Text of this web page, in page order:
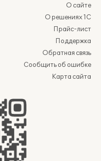
О сайте
О решениях 1С
Прайс-лист
Поддержка
Обратная связь
Сообщить об ошибке
Карта сайта